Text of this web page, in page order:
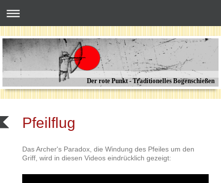
Der rote Punkt - Traditionelles Bogenschießen
Pfeilflug
Das Archer's Paradox, die Windung des Pfeiles um den
Griff, wird in diesen Videos eindrücklich gezeigt: